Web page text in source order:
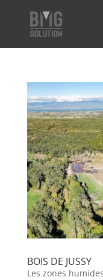
BOIS DE JUSSY
Les zones